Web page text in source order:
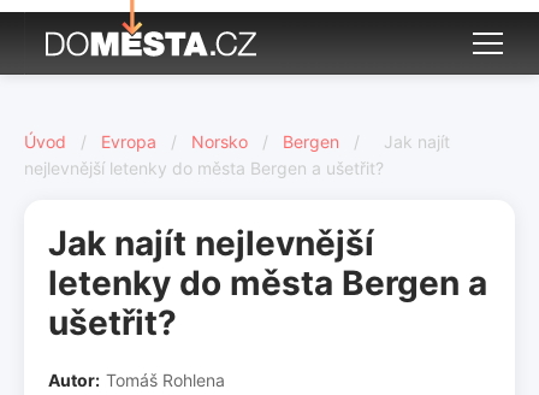
Úvod / Evropa / Norsko / Bergen /
Jak najít
nejlevnější letenky do města Bergen a ušetřit?
Jak najít nejlevnější
letenky do města Bergen a
ušetřit?
Autor: Tomáš Rohlena